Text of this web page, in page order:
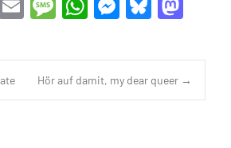
E
ail
M
sa
g
e
W
at
s
A
M
se
n
g
Bl
es
ky
to
d
o
Hör auf damit, my dear queer →